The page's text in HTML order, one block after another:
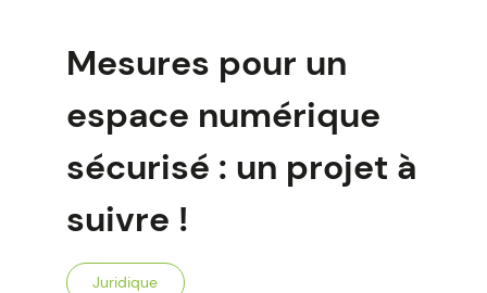
Mesures pour un
espace numérique
sécurisé : un projet à
suivre !
Juridique